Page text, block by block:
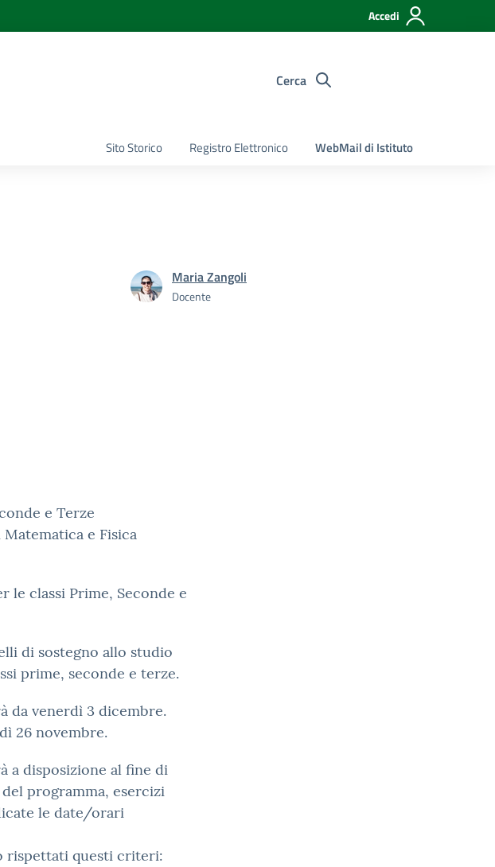
Accedi
Cerca
Sito Storico Registro Elettronico WebMail di Istituto
Maria Zangoli
Docente
e Terze
e Fisica
le classi Prime, Seconde e
di sostegno allo studio
prime, seconde e terze.
da venerdì 3 dicembre.
26 novembre.
a disposizione al fine di
programma, esercizi
le date/orari
rispettati questi criteri: